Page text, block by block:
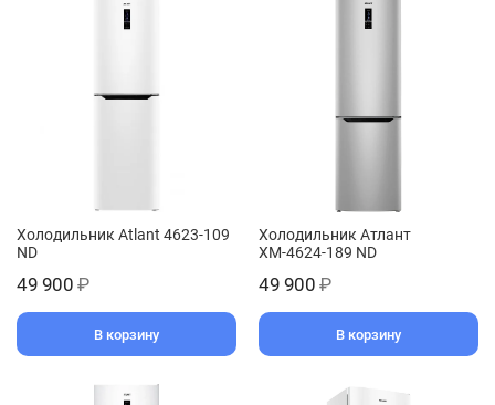
Холодильник Atlant 4623-109
ND
49 900 ₽
В корзину
Холодильник Атлант
ХМ-4624-189 ND
49 900 ₽
В корзину